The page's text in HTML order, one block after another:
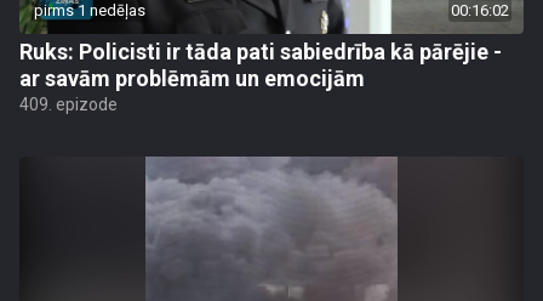
pirms 1 nedēļas 00:16:02
Ruks: Policisti ir tāda pati sabiedrība kā pārējie -
ar savām problēmām un emocijām
409. epizode